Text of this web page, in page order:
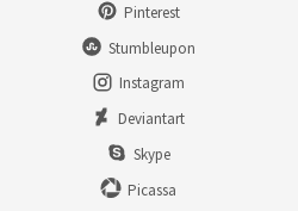
Pinterest
Stumbleupon
Instagram
Deviantart
Skype
Picassa